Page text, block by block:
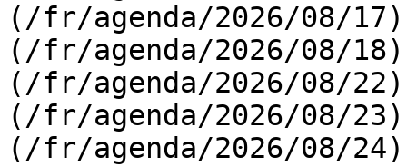
(/fr/agenda/2026/08/
(/fr/agenda/2026/08/
(/fr/agenda/2026/08/
(/fr/agenda/2026/08/
(/fr/agenda/2026/08/